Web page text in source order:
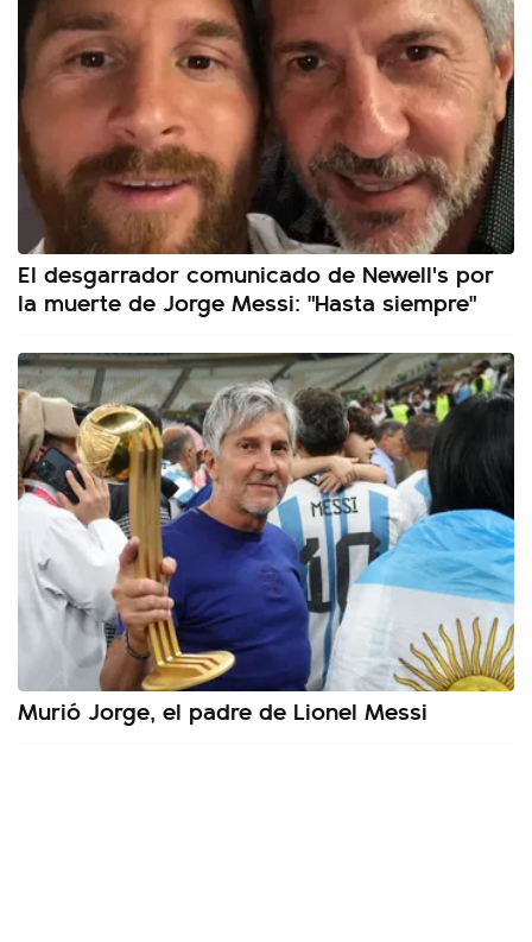
El desgarrador comunicado de Newell's por
la muerte de Jorge Messi: "Hasta siempre"
Murió Jorge, el padre de Lionel Messi